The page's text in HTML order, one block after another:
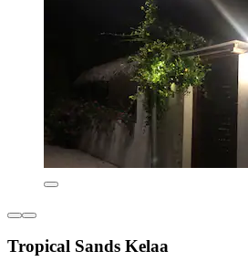
Tropical Sands Kelaa